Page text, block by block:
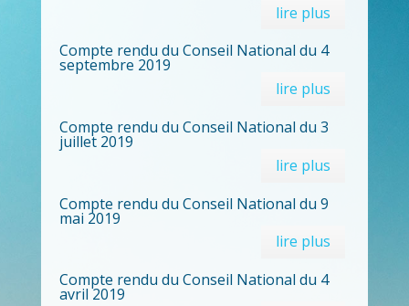
lire plus
Compte rendu du Conseil National du 4
septembre 2019
lire plus
Compte rendu du Conseil National du 3
juillet 2019
lire plus
Compte rendu du Conseil National du 9
mai 2019
lire plus
Compte rendu du Conseil National du 4
avril 2019